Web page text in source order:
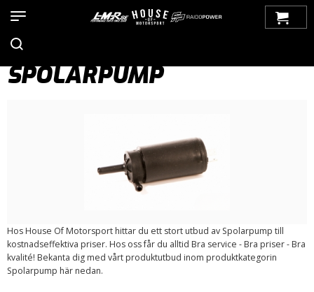
Torkare / Spolning>
Spolarpump
SPOLARPUMP
Hos House Of Motorsport hittar du ett stort utbud av Spolarpump till
kostnadseffektiva priser. Hos oss får du alltid Bra service - Bra priser - Bra
kvalité! Bekanta dig med vårt produktutbud inom produktkategorin
Spolarpump här nedan.